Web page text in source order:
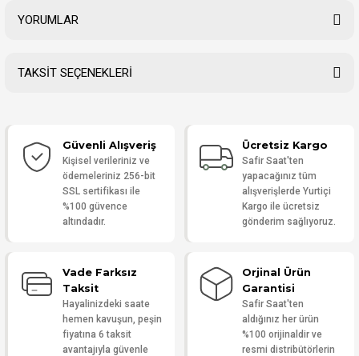
YORUMLAR
Yorum Yaz
TAKSİT SEÇENEKLERİ
Güvenli Alışveriş
Kişisel verileriniz ve
ödemeleriniz 256-bit
SSL sertifikası ile
%100 güvence
altındadır.
Ücretsiz Kargo
Safir Saat'ten
yapacağınız tüm
alışverişlerde Yurtiçi
Kargo ile ücretsiz
gönderim sağlıyoruz.
Vade Farksız
Taksit
Hayalinizdeki saate
hemen kavuşun, peşin
fiyatına 6 taksit
avantajıyla güvenle
Orjinal Ürün
Garantisi
Safir Saat'ten
aldığınız her ürün
%100 orijinaldir ve
resmi distribütörlerin